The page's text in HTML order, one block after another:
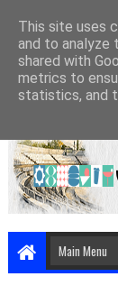
This site uses
and to analyze
shared with
metrics to
statistics, and